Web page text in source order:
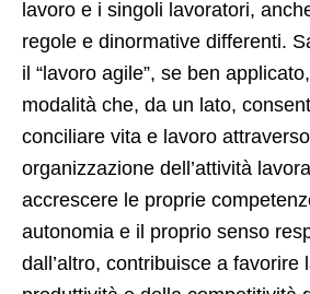
lavoro e i singoli lavoratori,
regole e dinormative differenti.
il “lavoro agile”, se ben
modalità che, da un lato,
conciliare vita e lavoro
organizzazione dell’attività
accrescere le proprie
autonomia e il proprio senso
dall’altro, contribuisce a favorire